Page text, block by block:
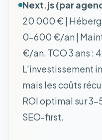
Next.js (par
20 000 € |
0-600 €/an |
€/an. TCO 3 ans :
L'investissement
mais les coûts
ROI optimal sur 3-
SEO-first.